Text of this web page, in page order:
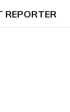
REPORTER